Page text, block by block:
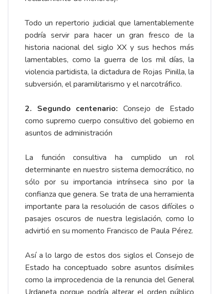
Todo un repertorio judicial que lamentablemente
podría servir para hacer un gran fresco de la
historia nacional del siglo XX y sus hechos más
lamentables, como la guerra de los mil días, la
violencia partidista, la dictadura de Rojas Pinilla, la
subversión, el paramilitarismo y el narcotráfico.
2. Segundo centenario: Consejo de Estado
como supremo cuerpo consultivo del gobierno en
asuntos de administración
La función consultiva ha cumplido un rol
determinante en nuestro sistema democrático, no
sólo por su importancia intrínseca sino por la
confianza que genera. Se trata de una herramienta
importante para la resolución de casos difíciles o
pasajes oscuros de nuestra legislación, como lo
advirtió en su momento Francisco de Paula Pérez.
Así a lo largo de estos dos siglos el Consejo de
Estado ha conceptuado sobre asuntos disímiles
como la improcedencia de la renuncia del General